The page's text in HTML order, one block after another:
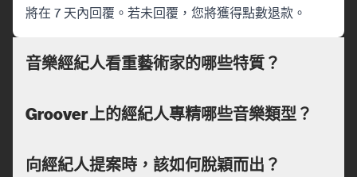
將在 7 天內回覆。若未回覆，您將獲得點數退款。
音樂經紀人看重藝術家的哪些特質？
Groover 上的經紀人專精哪些音樂類型？
向經紀人提案時，該如何脫穎而出？